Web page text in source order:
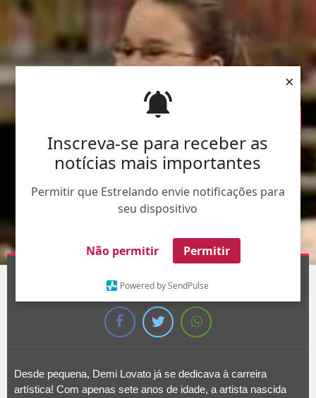
Inscreva-se para receber as
notícias mais importantes
Permitir que Estrelando envie notificações para
seu dispositivo
Não permitir Permitir
Powered by SendPulse
×
Divulgação
1/21
Desde pequena, Demi Lovato já se dedicava à carreira
artística! Com apenas sete anos de idade, a artista nascida